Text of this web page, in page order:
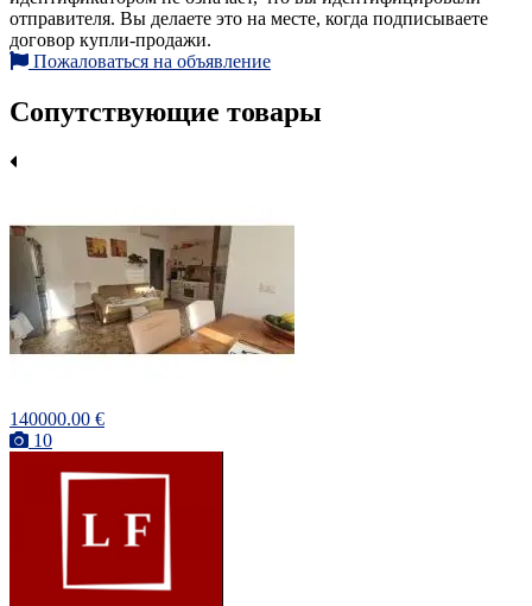
отправителя. Вы делаете это на месте, когда подписываете
договор купли-продажи.
Пожаловаться на объявление
Сопутствующие товары
140000.00 €
10